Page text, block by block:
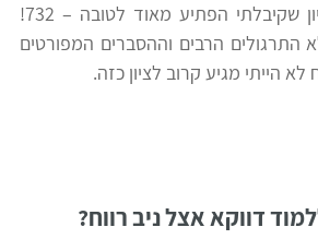
ממה שציפיתי. הציון שקיבלתי הפתיע מאוד לטובה – 732!
התרגולים הרבים וההסברים המפורטים
הייתי מגיע קרוב לציון כזה.
דווקא אצל ניב רווח?